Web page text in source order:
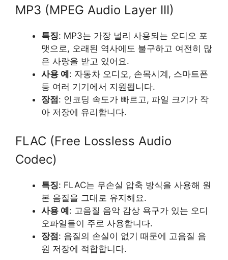
MP3 (MPEG Audio Layer III)
특징: MP3는 가장 널리 사용되는 오디오 포
맷으로, 오래된 역사에도 불구하고 여전히 많
은 사랑을 받고 있어요.
사용 예 : 자동차 오디오, 손목시계, 스마트폰
등 여러 기기에서 지원됩니다.
장점 : 인코딩 속도가 빠르고, 파일 크기가 작
아 저장에 유리합니다.
FLAC (Free Lossless Audio
Codec)
특징: FLAC는 무손실 압축 방식을 사용해 원
본 음질을 그대로 유지해요.
사용 예: 고음질 음악 감상 욕구가 있는 오디
오파일들이 주로 사용합니다.
장점: 음질의 손실이 없기 때문에 고음질 음
원 저장에 적합합니다.